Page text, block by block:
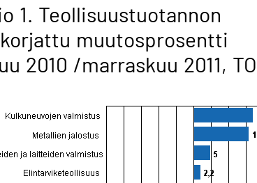
1. Teollisuustuotannon
muutosprosentti
2010 /marraskuu 2011,